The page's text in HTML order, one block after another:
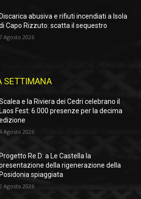
Discarica abusiva e rifiuti incendiati a Isola
Capo Rizzuto: scatta il sequestro
7 Agosto 2026
SETTIMANA
e la Riviera dei Cedri celebrano il
Laos Fest: 6.000 presenze per la decima
Agosto 2026
Progetto Re.D: a Le Castella la
della rigenerazione della
Posidonia spiaggiata
Agosto 2026